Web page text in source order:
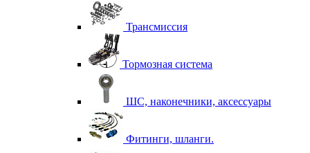
Трансмиссия
Тормозная система
ШС, наконечники, аксессуары
Фитинги, шланги.